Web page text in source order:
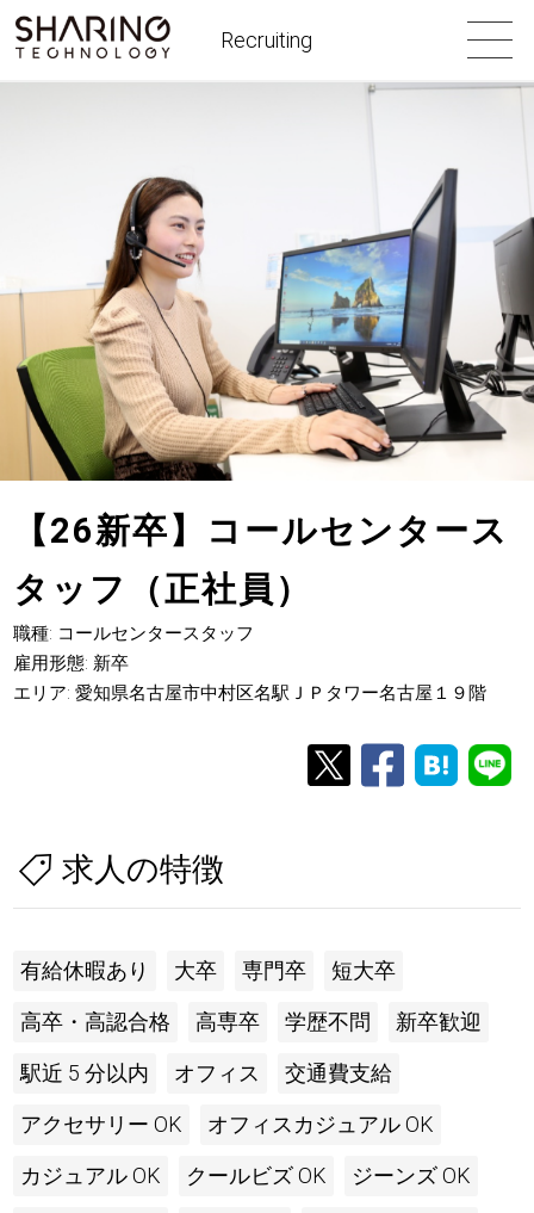
Recruiting
【26新卒】コールセンタース
タッフ（正社員）
職種: コールセンタースタッフ
雇用形態: 新卒
エリア: 愛知県名古屋市中村区名駅ＪＰタワー名古屋１９階
求人の特徴
有給休暇あり 大卒 専門卒 短大卒
高卒・高認合格 高専卒 学歴不問 新卒歓迎
駅近 5 分以内 オフィス 交通費支給
アクセサリー OK オフィスカジュアル OK
カジュアル OK クールビズ OK ジーンズ OK